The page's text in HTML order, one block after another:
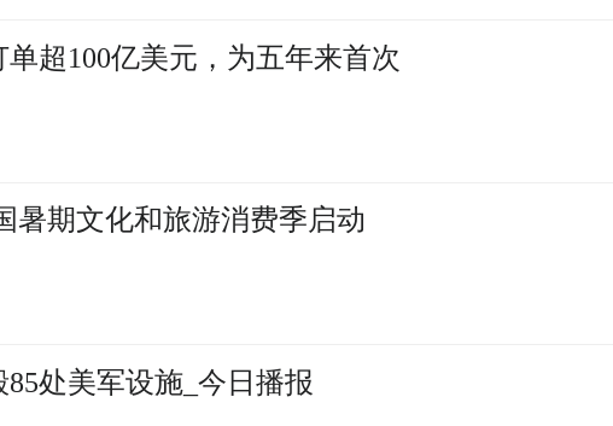
超100亿美元，为五年来首次
暑期文化和旅游消费季启动
处美军设施_今日播报